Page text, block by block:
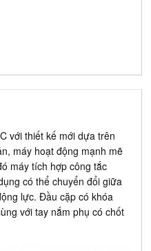
với thiết kế mới dựa trên
máy hoạt động mạnh mẽ
máy tích hợp công tắc
có thể chuyển đổi giữa
lực. Đầu cặp có khóa
với tay nắm phụ có chốt